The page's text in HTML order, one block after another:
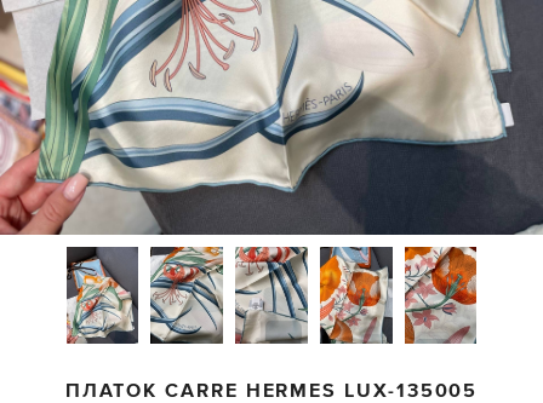
ПЛАТОК CARRE HERMES LUX-135005